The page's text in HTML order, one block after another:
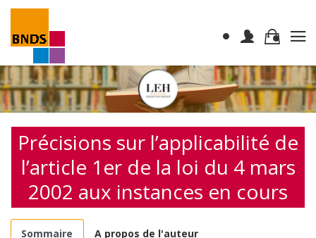
Précisions sur l’applicabilité de
l’article 1er de la loi du 4 mars
2002 aux instances en cours
Sommaire A propos de l'auteur